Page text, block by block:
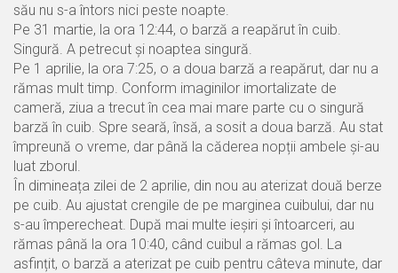
său nu s-a întors nici peste noapte.
Pe 31 martie, la ora 12:44, o barză a reapărut în cuib.
Singură. A petrecut și noaptea singură.
Pe 1 aprilie, la ora 7:25, o a doua barză a reapărut, dar nu a
rămas mult timp. Conform imaginilor imortalizate de
cameră, ziua a trecut în cea mai mare parte cu o singură
barză în cuib. Spre seară, însă, a sosit a doua barză. Au stat
împreună o vreme, dar până la căderea nopții ambele și-au
luat zborul.
În dimineața zilei de 2 aprilie, din nou au aterizat două berze
pe cuib. Au ajustat crengile de pe marginea cuibului, dar nu
s-au împerecheat. După mai multe ieșiri și întoarceri, au
rămas până la ora 10:40, când cuibul a rămas gol. La
asfințit, o barză a aterizat pe cuib pentru câteva minute, dar